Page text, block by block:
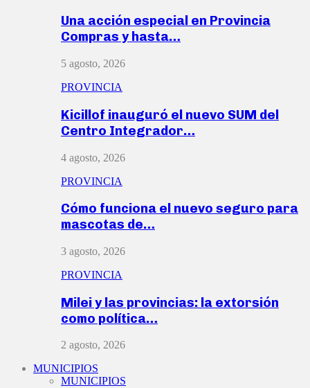
Una acción especial en Provincia
Compras y hasta…
5 agosto, 2026
PROVINCIA
Kicillof inauguró el nuevo SUM del
Centro Integrador…
4 agosto, 2026
PROVINCIA
Cómo funciona el nuevo seguro para
mascotas de…
3 agosto, 2026
PROVINCIA
Milei y las provincias: la extorsión
como política…
2 agosto, 2026
MUNICIPIOS
MUNICIPIOS